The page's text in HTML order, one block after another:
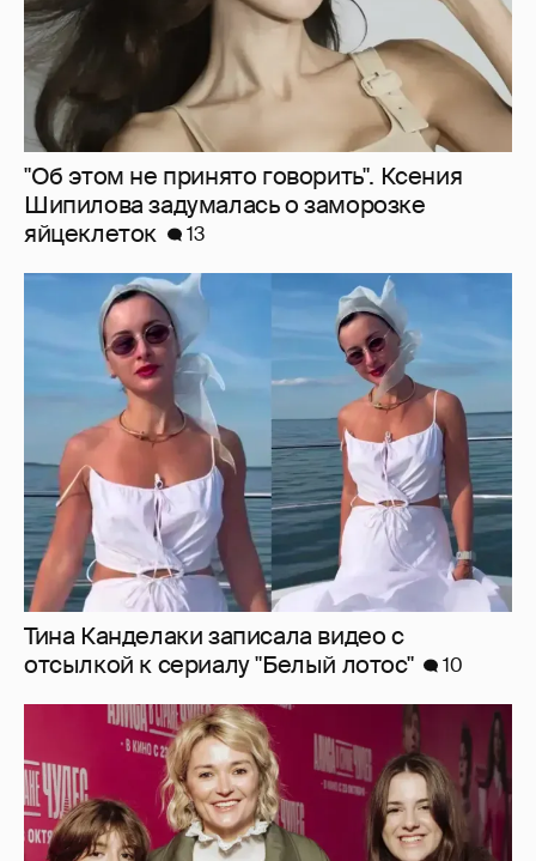
"Об этом не принято говорить". Ксения
Шипилова задумалась о заморозке
яйцеклеток
13
Тина Канделаки записала видео с
отсылкой к сериалу "Белый лотос"
10